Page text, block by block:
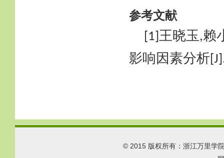
参考文献
[1] 王晓玉,赖
影响因素分析
© 2015 版权所有：浙江万里学